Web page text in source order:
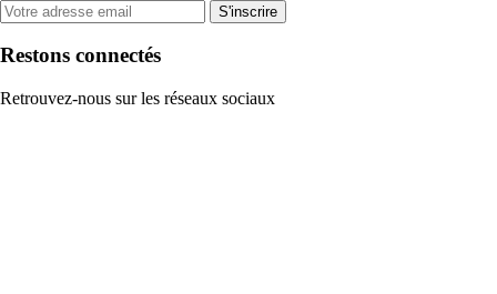
S'inscrire
Restons connectés
Retrouvez-nous sur les réseaux sociaux